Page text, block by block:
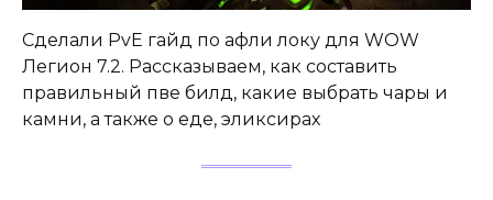
Сделали PvE гайд по афли локу для WOW
Легион 7.2. Рассказываем, как составить
правильный пве билд, какие выбрать чары и
камни, а также о еде, эликсирах